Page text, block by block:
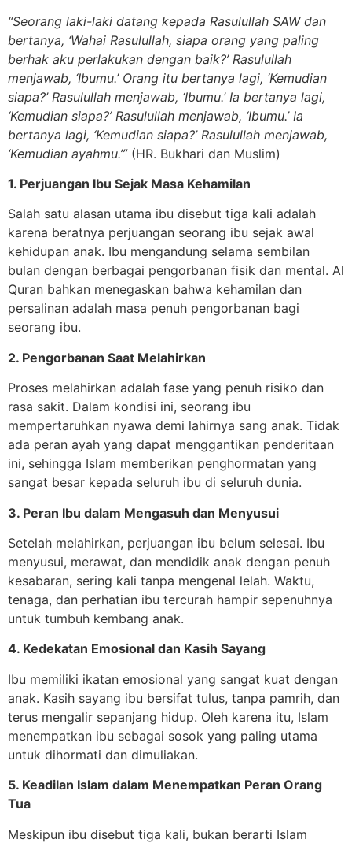
“Seorang laki-laki datang kepada Rasulullah SAW dan
bertanya, ‘Wahai Rasulullah, siapa orang yang paling
berhak aku perlakukan dengan baik?’ Rasulullah
menjawab, ‘Ibumu.’ Orang itu bertanya lagi, ‘Kemudian
siapa?’ Rasulullah menjawab, ‘Ibumu.’ Ia bertanya lagi,
‘Kemudian siapa?’ Rasulullah menjawab, ‘Ibumu.’ Ia
bertanya lagi, ‘Kemudian siapa?’ Rasulullah menjawab,
‘Kemudian ayahmu.’”(HR. Bukhari dan Muslim)
1. Perjuangan Ibu Sejak Masa Kehamilan
Salah satu alasan utama ibu disebut tiga kali adalah
karena beratnya perjuangan seorang ibu sejak awal
kehidupan anak. Ibu mengandung selama sembilan
bulan dengan berbagai pengorbanan fisik dan mental. Al
Quran bahkan menegaskan bahwa kehamilan dan
persalinan adalah masa penuh pengorbanan bagi
seorang ibu.
2. Pengorbanan Saat Melahirkan
Proses melahirkan adalah fase yang penuh risiko dan
rasa sakit. Dalam kondisi ini, seorang ibu
mempertaruhkan nyawa demi lahirnya sang anak. Tidak
ada peran ayah yang dapat menggantikan penderitaan
ini, sehingga Islam memberikan penghormatan yang
sangat besar kepada seluruh ibu di seluruh dunia.
3. Peran Ibu dalam Mengasuh dan Menyusui
Setelah melahirkan, perjuangan ibu belum selesai. Ibu
menyusui, merawat, dan mendidik anak dengan penuh
kesabaran, sering kali tanpa mengenal lelah. Waktu,
tenaga, dan perhatian ibu tercurah hampir sepenuhnya
untuk tumbuh kembang anak.
4. Kedekatan Emosional dan Kasih Sayang
Ibu memiliki ikatan emosional yang sangat kuat dengan
anak. Kasih sayang ibu bersifat tulus, tanpa pamrih, dan
terus mengalir sepanjang hidup. Oleh karena itu, Islam
menempatkan ibu sebagai sosok yang paling utama
untuk dihormati dan dimuliakan.
5. Keadilan Islam dalam Menempatkan Peran Orang
Tua
Meskipun ibu disebut tiga kali, bukan berarti Islam